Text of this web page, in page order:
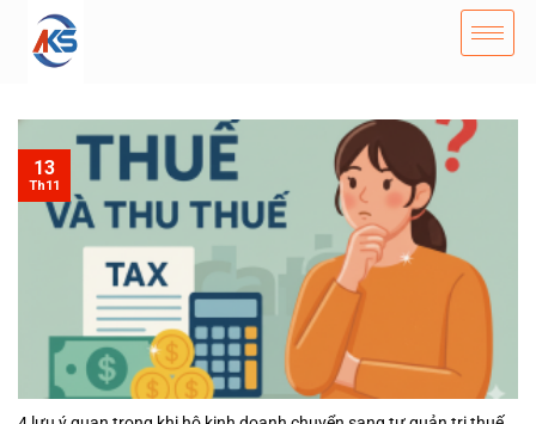
13
Th11